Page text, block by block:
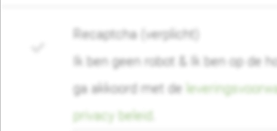
Recaptcha (verplicht)
Ik ben geen robot & Ik ben op de
ga akkoord met de
privacy beleid